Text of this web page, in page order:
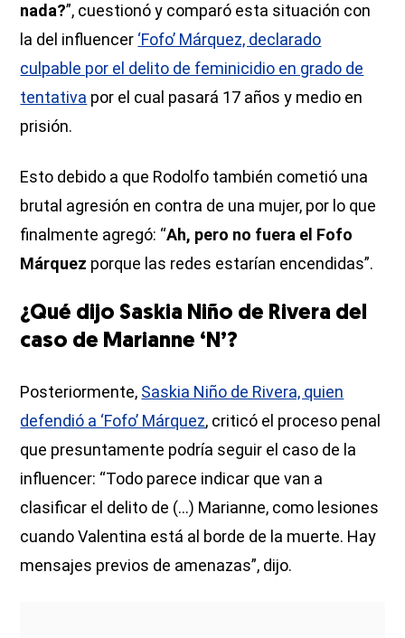
nada?”, cuestionó y comparó esta situación con
la del influencer ‘Fofo’ Márquez, declarado
culpable por el delito de feminicidio en grado de
tentativa por el cual pasará 17 años y medio en
prisión.
Esto debido a que Rodolfo también cometió una
brutal agresión en contra de una mujer, por lo que
finalmente agregó: “Ah, pero no fuera el Fofo
Márquez porque las redes estarían encendidas”.
¿Qué dijo Saskia Niño de Rivera del
caso de Marianne ‘N’?
Posteriormente, Saskia Niño de Rivera, quien
defendió a ‘Fofo’ Márquez, criticó el proceso penal
que presuntamente podría seguir el caso de la
influencer: “Todo parece indicar que van a
clasificar el delito de (...) Marianne, como lesiones
cuando Valentina está al borde de la muerte. Hay
mensajes previos de amenazas”, dijo.